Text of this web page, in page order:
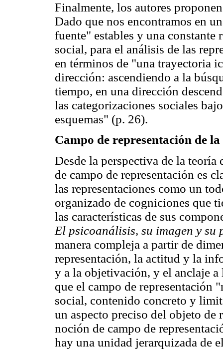
Finalmente, los autores
Dado que nos encontramos en
fuente" estables y una
social, para el análisis de las
en términos de "una trayectoria
dirección: ascendiendo a la
tiempo, en una dirección
las categorizaciones sociales
esquemas" (p. 26).
Campo de representación de
Desde la perspectiva de la teoría
de campo de representación es
las representaciones como un
organizado de cogniciones que
las características de sus
El psicoanálisis, su imagen y
manera compleja a partir de
representación, la actitud y la
y a la objetivación, y el anclaje a
que el campo de representación
social, contenido concreto y
un aspecto preciso del objeto de
noción de campo de
hay una unidad jerarquizada de